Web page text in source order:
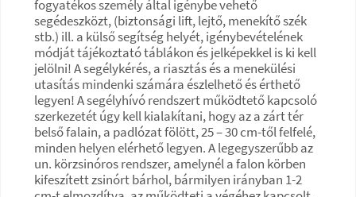
fogyatékos személy által igénybe vehető
segédeszközt, (biztonsági lift, lejtő, menekítő szék
stb.) ill. a külső segítség helyét, igénybevételének
módját tájékoztató táblákon és jelképekkel is ki kell
jelölni! A segélykérés, a riasztás és a menekülési
utasítás mindenki számára észlelhető és érthető
legyen! A segélyhívó rendszert működtető kapcsoló
szerkezetét úgy kell kialakítani, hogy az a zárt tér
belső falain, a padlózat fölött, 25 – 30 cm-től felfelé,
minden helyen elérhető legyen. A legegyszerűbb az
un. körzsinóros rendszer, amelynél a falon körben
kifeszített zsinórt bárhol, bármilyen irányban 1-2